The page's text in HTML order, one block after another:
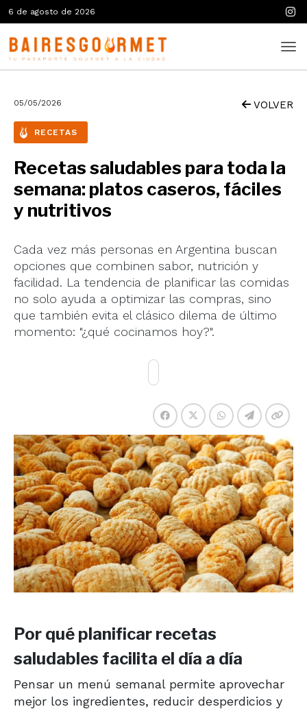
6 de agosto de 2026
05/05/2026 VOLVER
RECETAS
Recetas saludables para toda la
semana: platos caseros, fáciles
y nutritivos
Cada vez más personas en Argentina buscan
opciones que combinen sabor, nutrición y
facilidad. La tendencia de planificar las comidas
no solo ayuda a optimizar las compras, sino
que también evita el clásico dilema de último
momento: "¿qué cocinamos hoy?".
Por qué planificar recetas
saludables facilita el día a día
Pensar un menú semanal permite aprovechar
mejor los ingredientes, reducir desperdicios y